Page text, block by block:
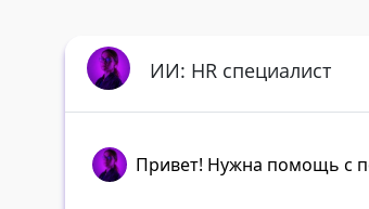
ИИ: HR специалист
Привет! Нужна помощь с